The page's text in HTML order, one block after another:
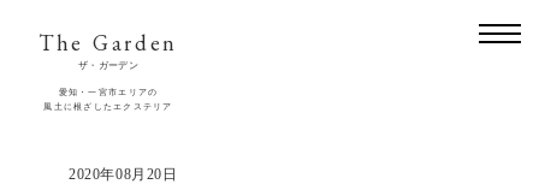
The Garden
ザ・ガーデン
愛知・一宮市エリアの
風土に根ざしたエクステリア
2020年08月20日